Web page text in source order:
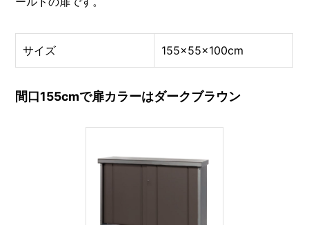
サイズ 155×55×100cm
間口155cmで扉カラーはダークブラウン